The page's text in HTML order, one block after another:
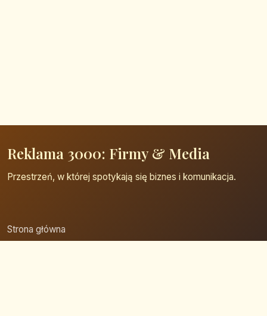
Reklama 3000: Firmy & Media
Przestrzeń, w której spotykają się biznes i komunikacja.
Strona główna